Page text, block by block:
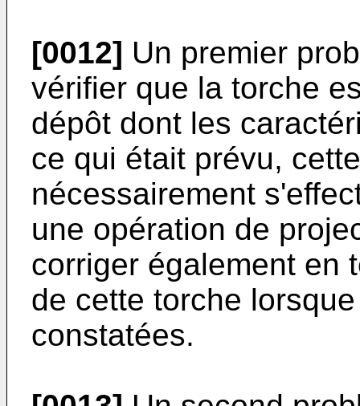
[0012] Un premier
vérifier que la torche
dépôt dont les
ce qui était prévu,
nécessairement
une opération de
corriger également en
de cette torche
constatées.